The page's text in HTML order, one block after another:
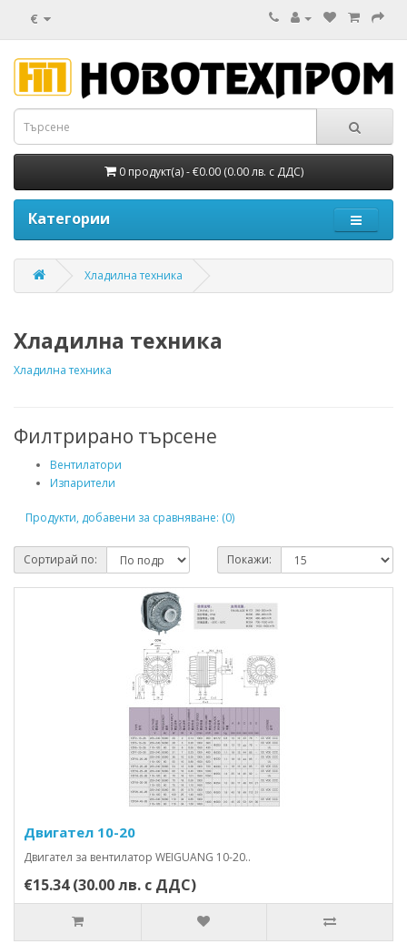
€
0 продукт(а) - €0.00 (0.00 лв. с ДДС)
Категории
Хладилна техника
Хладилна техника
Хладилна техника
Филтрирано търсене
Вентилатори
Изпарители
Продукти, добавени за сравняване: (0)
Сортирай по: Покажи:
Двигател 10-20
Двигател за вентилатор WEIGUANG 10-20..
€15.34 (30.00 лв. с ДДС)